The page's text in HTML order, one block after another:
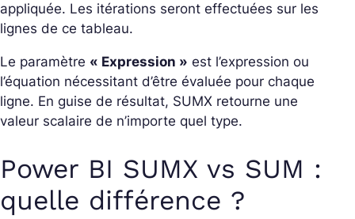
appliquée. Les itérations seront effectuées sur les
lignes de ce tableau.
Le paramètre « Expression » est l’expression ou
l’équation nécessitant d’être évaluée pour chaque
ligne. En guise de résultat, SUMX retourne une
valeur scalaire de n’importe quel type.
Power BI SUMX vs SUM :
quelle différence ?